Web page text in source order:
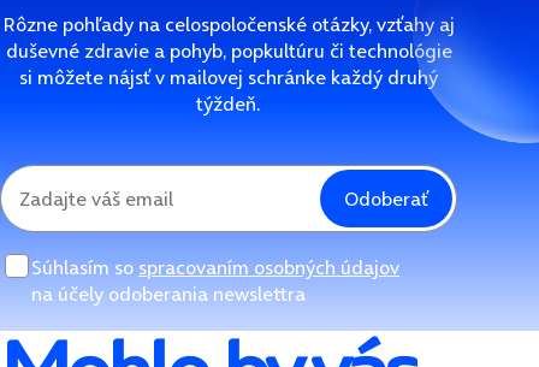
Rôzne pohľady na celospoločenské otázky, vzťahy aj
duševné zdravie a pohyb, popkultúru či technológie
si môžete nájsť v mailovej schránke každý druhý
týždeň.
Odoberať
Súhlasím so spracovaním osobných údajov
na účely odoberania newslettra